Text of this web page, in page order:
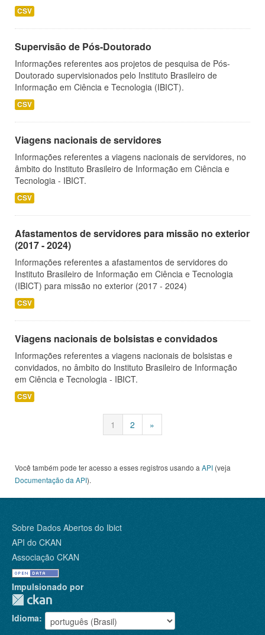
CSV
Supervisão de Pós-Doutorado
Informações referentes aos projetos de pesquisa de Pós-
Doutorado supervisionados pelo Instituto Brasileiro de
Informação em Ciência e Tecnologia (IBICT).
CSV
Viagens nacionais de servidores
Informações referentes a viagens nacionais de servidores, no
âmbito do Instituto Brasileiro de Informação em Ciência e
Tecnologia - IBICT.
CSV
Afastamentos de servidores para missão no exterior
(2017 - 2024)
Informações referentes a afastamentos de servidores do
Instituto Brasileiro de Informação em Ciência e Tecnologia
(IBICT) para missão no exterior (2017 - 2024)
CSV
Viagens nacionais de bolsistas e convidados
Informações referentes a viagens nacionais de bolsistas e
convidados, no âmbito do Instituto Brasileiro de Informação
em Ciência e Tecnologia - IBICT.
CSV
1 2 »
Você também pode ter acesso a esses registros usando a API (veja
Documentação da API).
Sobre Dados Abertos do Ibict
API do CKAN
Associação CKAN
Impulsionado por
Idioma